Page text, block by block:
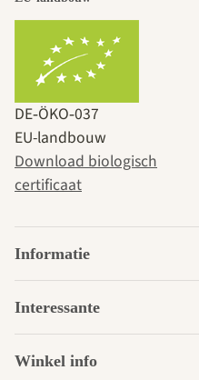
DE‑ÖKO‑037
EU-landbouw
Download biologisch
certificaat
Informatie
Interessante
Winkel info